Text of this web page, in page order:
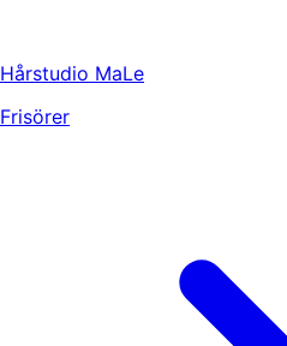
Hårstudio MaLe
Frisörer